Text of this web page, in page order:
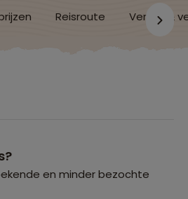
Reisroute Verblijf &
en minder bezochte